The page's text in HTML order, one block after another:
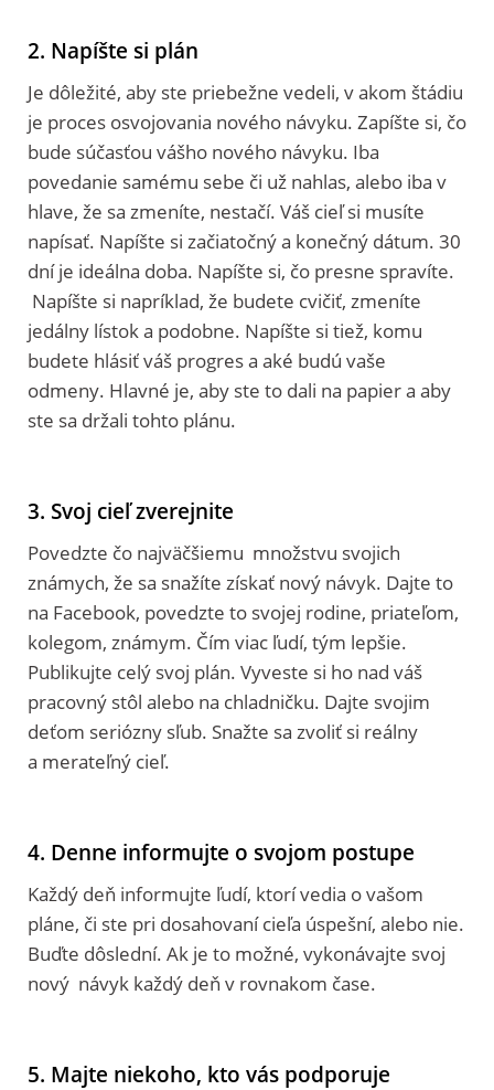
2. Napíšte si plán
Je dôležité, aby ste priebežne vedeli, v akom štádiu
je proces osvojovania nového návyku. Zapíšte si, čo
bude súčasťou vášho nového návyku. Iba
povedanie samému sebe či už nahlas, alebo iba v
hlave, že sa zmeníte, nestačí. Váš cieľ si musíte
napísať. Napíšte si začiatočný a konečný dátum. 30
dní je ideálna doba. Napíšte si, čo presne spravíte.
Napíšte si napríklad, že budete cvičiť, zmeníte
jedálny lístok a podobne. Napíšte si tiež, komu
budete hlásiť váš progres a aké budú vaše
odmeny. Hlavné je, aby ste to dali na papier a aby
ste sa držali tohto plánu.
3. Svoj cieľ zverejnite
Povedzte čo najväčšiemu množstvu svojich
známych, že sa snažíte získať nový návyk. Dajte to
na Facebook, povedzte to svojej rodine, priateľom,
kolegom, známym. Čím viac ľudí, tým lepšie.
Publikujte celý svoj plán. Vyveste si ho nad váš
pracovný stôl alebo na chladničku. Dajte svojim
deťom seriózny sľub. Snažte sa zvoliť si reálny
a merateľný cieľ.
4. Denne informujte o svojom postupe
Každý deň informujte ľudí, ktorí vedia o vašom
pláne, či ste pri dosahovaní cieľa úspešní, alebo nie.
Buďte dôslední. Ak je to možné, vykonávajte svoj
nový návyk každý deň v rovnakom čase.
5. Majte niekoho, kto vás podporuje